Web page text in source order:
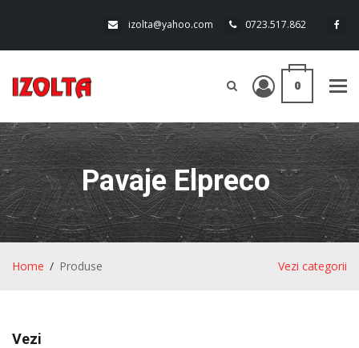
izolta@yahoo.com 0723.517.862
0
Pavaje Elpreco
Vezi categorii
Home Produse
Vezi